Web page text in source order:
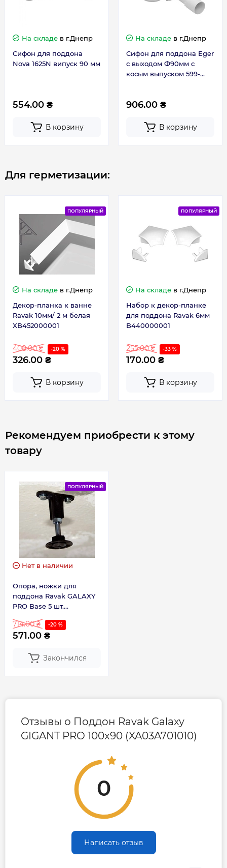
На складе в г.Днепр
Сифон для поддона
Nova 1625N випуск 90 мм
554.00 ₴
В корзину
На складе в г.Днепр
Сифон для поддона Eger
с выходом Ф90мм c
косым выпуском 599-
906.00 ₴
В корзину
Для герметизации:
ПОПУЛЯРНЫЙ
На складе в г.Днепр
Декор-планка к ванне
Ravak 10мм/ 2 м белая
XB452000001
408.00 ₴ -20 %
326.00 ₴
В корзину
ПОПУЛЯРНЫЙ
На складе в г.Днепр
Набор к декор-планке
для поддона Ravak 6мм
B440000001
255.00 ₴ -33 %
170.00 ₴
В корзину
Рекомендуем приобрести к этому
товару
ПОПУЛЯРНЫЙ
Нет в наличии
Опора, ножки для
поддона Ravak GALAXY
PRO Base 5 шт.
714.00 ₴ -20 %
571.00 ₴
Закончился
Отзывы о Поддон Ravak Galaxy
GIGANT PRO 100x90 (XA03A701010)
0
Написать отзыв